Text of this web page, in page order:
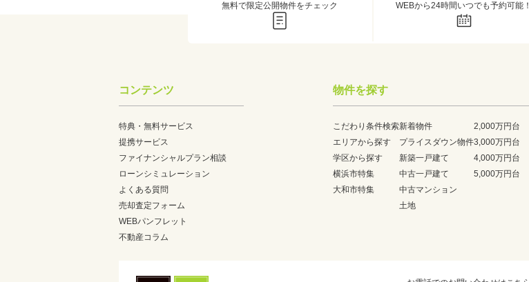
無料で限定公開物件をチェック WEBから24時間いつでも予約可能！
コンテンツ
特典・無料サービス
提携サービス
ファイナンシャルプラン相談
ローンシミュレーション
よくある質問
売却査定フォーム
WEBパンフレット
不動産コラム
物件を探す
こだわり条件検索
エリアから探す
学区から探す
横浜市特集
大和市特集
新着物件
プライスダウン物件
新築一戸建て
中古一戸建て
中古マンション
土地
2,000万円台
3,000万円台
4,000万円台
5,000万円台